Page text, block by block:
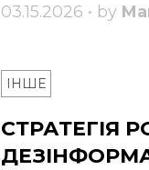
03.15.2026 • by
ІНШЕ
СТРАТЕГІЯ